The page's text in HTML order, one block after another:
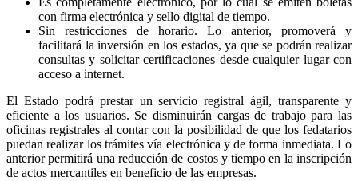
con firma electrónica y sello digital de tiempo.
Sin restricciones de horario. Lo anterior, promoverá y
facilitará la inversión en los estados, ya que se podrán realizar
consultas y solicitar certificaciones desde cualquier lugar con
acceso a internet.
El Estado podrá prestar un servicio registral ágil, transparente y
eficiente a los usuarios. Se disminuirán cargas de trabajo para las
oficinas registrales al contar con la posibilidad de que los fedatarios
puedan realizar los trámites vía electrónica y de forma inmediata. Lo
anterior permitirá una reducción de costos y tiempo en la inscripción
de actos mercantiles en beneficio de las empresas.